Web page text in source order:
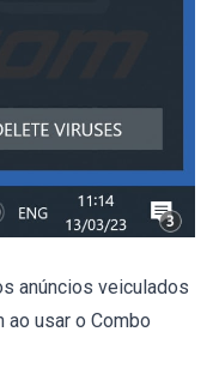
anúncios veiculados
ao usar o Combo